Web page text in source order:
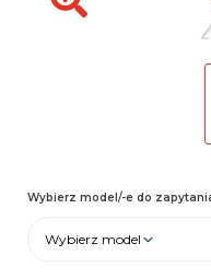
Wybierz model/-e do
Wybierz model